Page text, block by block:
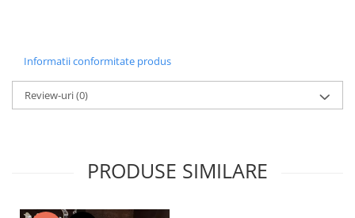
Informatii conformitate produs
Review-uri(0)
PRODUSE SIMILARE